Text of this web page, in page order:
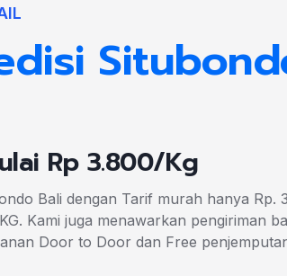
Rp 3.800/Kg
Bali dengan Tarif murah hanya Rp.
Kami juga menawarkan pengiriman
Door to Door dan Free